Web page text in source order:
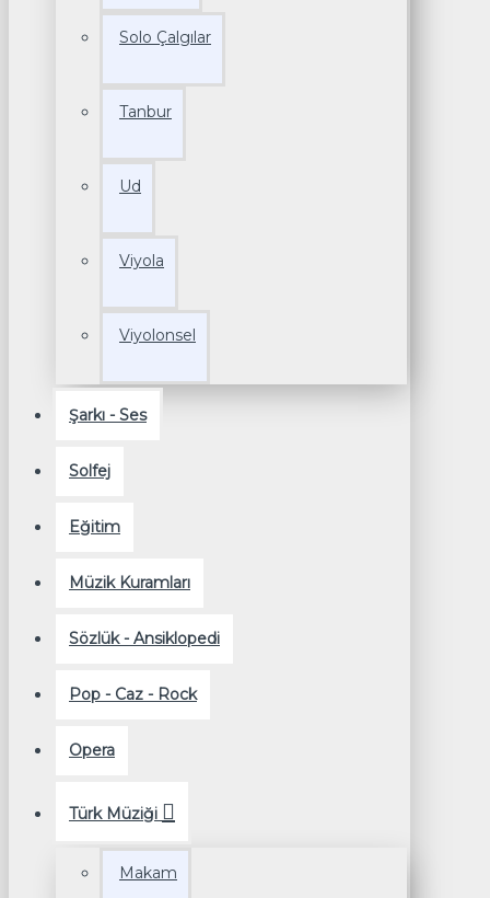
Solo Çalgılar
Tanbur
Ud
Viyola
Viyolonsel
Şarkı - Ses
Solfej
Eğitim
Müzik Kuramları
Sözlük - Ansiklopedi
Pop - Caz - Rock
Opera
Türk Müziği
Makam